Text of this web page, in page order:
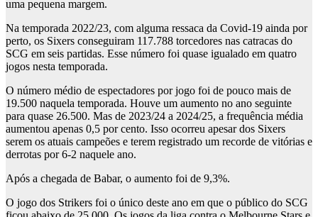
uma pequena margem.
Na temporada 2022/23, com alguma ressaca da Covid-19 ainda por
perto, os Sixers conseguiram 117.788 torcedores nas catracas do
SCG em seis partidas. Esse número foi quase igualado em quatro
jogos nesta temporada.
O número médio de espectadores por jogo foi de pouco mais de
19.500 naquela temporada. Houve um aumento no ano seguinte
para quase 26.500. Mas de 2023/24 a 2024/25, a frequência média
aumentou apenas 0,5 por cento. Isso ocorreu apesar dos Sixers
serem os atuais campeões e terem registrado um recorde de vitórias e
derrotas por 6-2 naquele ano.
Após a chegada de Babar, o aumento foi de 9,3%.
O jogo dos Strikers foi o único deste ano em que o público do SCG